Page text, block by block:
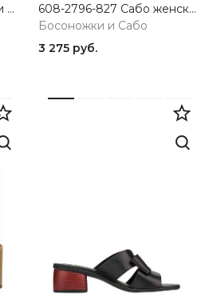
827102/05-01 Босоножки женские KEDDO
608-2796-827 Сабо женские SandM
Босоножки и Сабо
3 275 руб.